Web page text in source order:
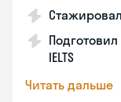
IELTS
Читать дальше